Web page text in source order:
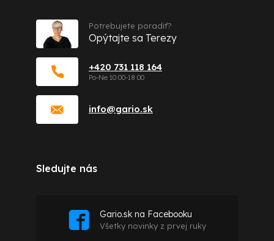
info@gario.sk
+420 731 118 164
Potrebujete poradiť?
Opýtajte sa Terezy
Sledujte nás
Gario.sk na Facebooku
Všetky novinky z prvej ruky